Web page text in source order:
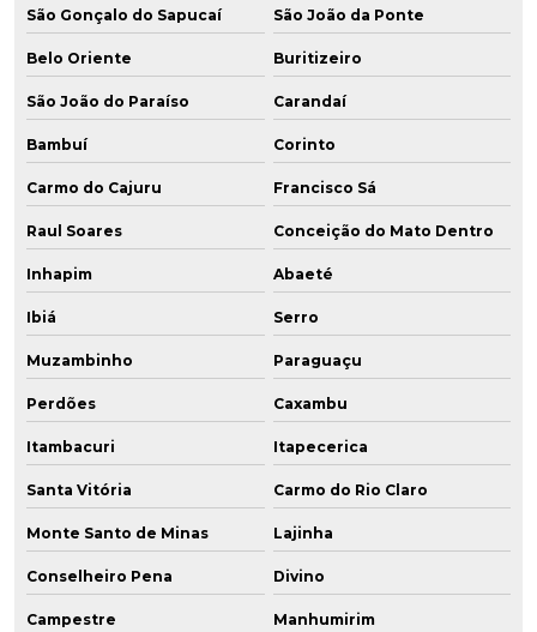
São Gonçalo do Sapucaí São João da Ponte
Belo Oriente Buritizeiro
São João do Paraíso Carandaí
Bambuí Corinto
Carmo do Cajuru Francisco Sá
Raul Soares Conceição do Mato Dentro
Inhapim Abaeté
Ibiá Serro
Muzambinho Paraguaçu
Perdões Caxambu
Itambacuri Itapecerica
Santa Vitória Carmo do Rio Claro
Monte Santo de Minas Lajinha
Conselheiro Pena Divino
Campestre Manhumirim